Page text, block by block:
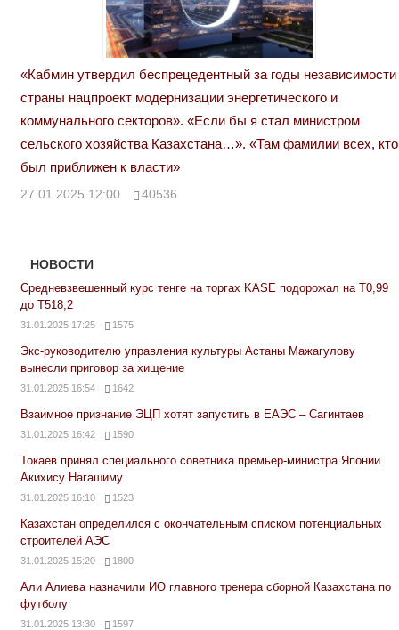
«Кабмин утвердил беспрецедентный за годы независимости
страны нацпроект модернизации энергетического и
коммунального секторов». «Если бы я стал министром
сельского хозяйства Казахстана…». «Там фамилии всех, кто
был приближен к власти»
27.01.2025 12:00 40536
НОВОСТИ
Средневзвешенный курс тенге на торгах KASE подорожал на Т0,99
до Т518,2
31.01.2025 17:25 1575
Экс-руководителю управления культуры Астаны Мажагулову
вынесли приговор за хищение
31.01.2025 16:54 1642
Взаимное признание ЭЦП хотят запустить в ЕАЭС – Сагинтаев
31.01.2025 16:42 1590
Токаев принял специального советника премьер-министра Японии
Акихису Нагашиму
31.01.2025 16:10 1523
Казахстан определился с окончательным списком потенциальных
строителей АЭС
31.01.2025 15:20 1800
Али Алиева назначили ИО главного тренера сборной Казахстана по
футболу
31.01.2025 13:30 1597